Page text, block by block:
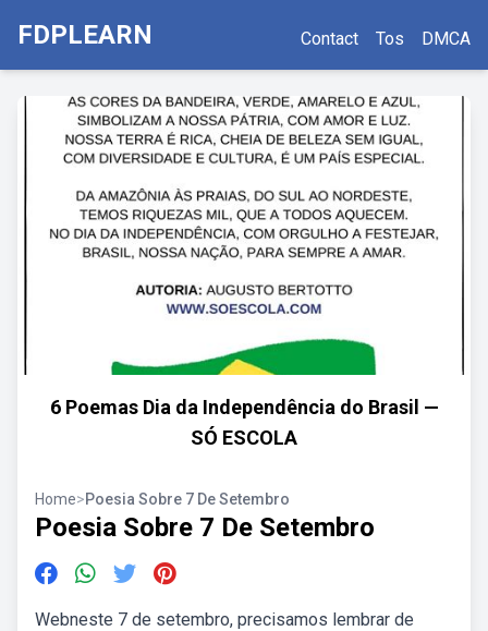
FDPLEARN Contact Tos DMCA
6 Poemas Dia da Independência do Brasil —
SÓ ESCOLA
Home>Poesia Sobre 7 De Setembro
Poesia Sobre 7 De Setembro
Webneste 7 de setembro, precisamos lembrar de